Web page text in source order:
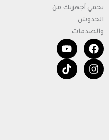
تحمي أجهزتك من
الخدوش
والصدمات.
F
a
c
e
Y
o
u
t
I
n
s
t
T
i
k
t